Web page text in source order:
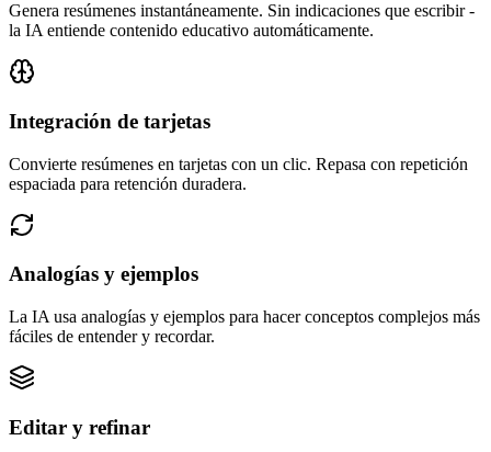
Genera resúmenes instantáneamente. Sin indicaciones que escribir -
la IA entiende contenido educativo automáticamente.
Integración de tarjetas
Convierte resúmenes en tarjetas con un clic. Repasa con repetición
espaciada para retención duradera.
Analogías y ejemplos
La IA usa analogías y ejemplos para hacer conceptos complejos más
fáciles de entender y recordar.
Editar y refinar